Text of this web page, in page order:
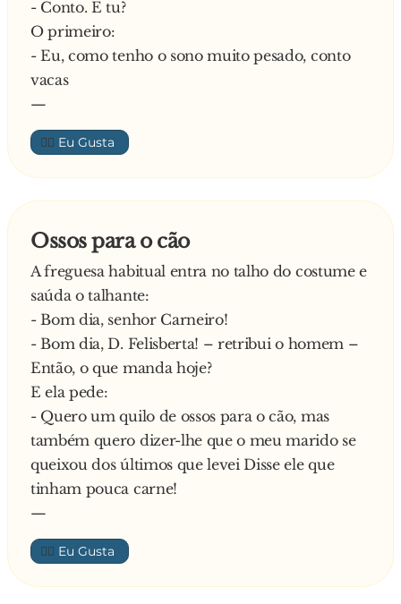
- Conto. E tu?
O primeiro:
- Eu, como tenho o sono muito pesado, conto
vacas
—
👍🏼
Ossos para o cão
A freguesa habitual entra no talho do costume e
saúda o talhante:
- Bom dia, senhor Carneiro!
- Bom dia, D. Felisberta! – retribui o homem –
Então, o que manda hoje?
E ela pede:
- Quero um quilo de ossos para o cão, mas
também quero dizer-lhe que o meu marido se
queixou dos últimos que levei Disse ele que
tinham pouca carne!
—
👍🏼